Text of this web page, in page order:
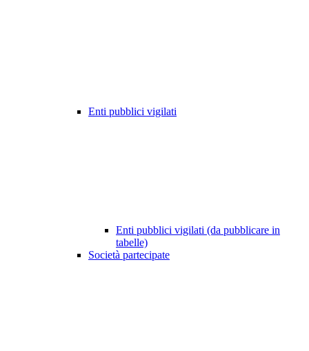
Enti pubblici vigilati
Enti pubblici vigilati (da pubblicare in
tabelle)
Società partecipate